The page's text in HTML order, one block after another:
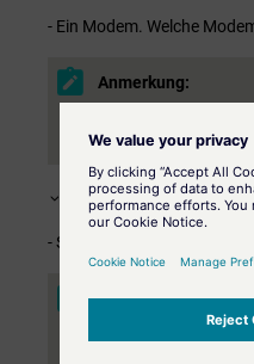
- Ein Modem. Welche
Anmerkung:
Die USB-
nur die Verwendung
Email
- SMTP-Server
Anmerkung:
Diese Funktionalität